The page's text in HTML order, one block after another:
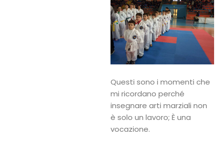
Questi sono i momenti che
mi ricordano perché
insegnare arti marziali non
è solo un lavoro; È una
vocazione.